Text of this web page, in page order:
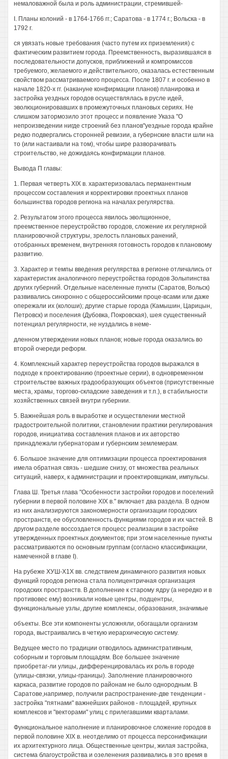
немаловажной была и роль администрации, стремившей-
I. Планы колоний - в 1764-1766 гг.; Саратова - в 1774 г.; Вольска - в
1792 г.
ся увязать новые требования (часто путем их приземления) с
фактическим развитием города. Преемственность, выразившаяся в
последовательности допусков, приближений и компромиссов
требуемого, желаемого и действительного, оказалась естественным
свойством рассматриваемого процесса. После 1807 г. и особенно в
начале 1820-х гг. (накануне конфирмации планов) планировка и
застройка уездных городов осуществлялась в русле идей,
эволюционировавших в промежуточных плановых сериях. Не
слишком затормозило этот процесс и появление Указа "О
непроизведении нигде строений без планов"уездные города крайне
редко подвергались сторонней ревизии, а губернские власти шли на
то (или настаивали на том), чтобы шире разворачивать
строительство, не дожидаясь конфирмации планов.
Вывода П главы:
1. Первая четверть XIX в. характеризовалась перманентным
процессом составления и корректировки проектных планов
большинства городов региона на началах регулярства.
2. Результатом этого процесса явилось эволщионное,
преемственное переустройство городов, сложение их регулярной
планировочной структуры, зрелость плановых ранений,
отобранных временем, внутренняя готовность городов к плановому
развитию.
3. Характер и темпы введения регулярства в регионе отличались от
характеристик аналогичного переустройства городов Золыпинства
других губерний. Отдельные населенные пункты (Саратов, Вольск)
развивались синхронно с общероссийскими проце-всами или даже
опережали их (колоши); другие старые города (Камышин, Царицын,
Петровск) и поселения (Дубовка, Покровская), шея существенный
потенциал регулярности, не нуздались в неме-
дленном утверждении новых планов; новые города оказались во
второй очереди реформ.
4. Комплексный характер переустройства городов выражался в
подходе к проектированию (проектные серии), в одновременном
строительстве важных градообразующих объектов (присутственные
места, храмы, торгово-складские заведения и т.п.), в стабильности
хозяйственных связей внутри губернии.
5. Важнейшая роль в выработке и осуществлении местной
градостроительной политики, становлении практики регулирования
городов, инициатива составления планов и их авторство
принадлежали губернаторам и губернским землемерам.
6. Большое значение для оптимизации процесса проектирования
имела обратная связь - шедшие снизу, от множества реальных
ситуаций, наверх, к администрации и проектировщикам, импульсы.
Глава Ш. Третья глава "Особенности застройки городов и поселений
губернии в первой половине XIX в." включает два раздела. В одном
из них анализируются закономерности организации городских
пространств, ее обусловленность функциями городов и их частей. В
другом разделе воссоздается процесс реализации в застройке
утвержденных проектных документов; при этом населенные пункты
рассматриваются по основным группам (согласно классификации,
намеченной в главе I).
На рубеже ХУШ-Х1Х вв. следствием динамичного развития новых
функций городов региона стала полицентричная организация
городских пространств. В дополнение к старому ядру (а нередко и в
противовес ему) возникали новые центры, подцентры,
функциональные узлы, другие комплексы, образования, значимые
объекты. Все эти компоненты усложняли, обогащали организм
города, выстраивались в четкую иерархическую систему.
Ведущее место по традиции отводилось административным,
соборным и торговым площадям. Все большее значение
приобретаг-ли улицы, дифференцировалась их роль в городе
(улицы-связки, улицы-границы). Заполнение планировочного
каркаса, развитие городов по районам не было однородным. В
Саратове,например, получили распространение-две тенденции -
застройка "пятнами" важнейших районов - площадей, крупных
комплексов и "векторами" улиц с прилегавшими кварталами.
Функциональное наполнение и планировочное сложение городов в
первой половине XIX в. неотделимо от процесса персонификации
их архитектурного лица. Общественные центры, жилая застройка,
система благоустройства и озеленения развивались в это время в